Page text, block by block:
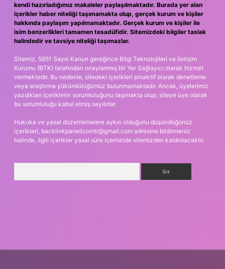
kendi hazırladığımız makaleler paylaşılmaktadır. Burada yer alan
içerikler haber niteliği taşımamakta olup, gerçek kurum ve kişiler
hakkında paylaşım yapılmamaktadır. Gerçek kurum ve kişiler ile
isim benzerlikleri tamamen tesadüfidir. Sitemizdeki bilgiler taslak
halindedir ve tavsiye niteliği taşımazlar.
Sitemiz, 5651 Sayılı Kanun gereğince Bilgi Teknolojileri ve İletişim
Kurumu (BTK) tarafından onaylanmış bir Yer Sağlayıcı olarak hizmet
vermektedir. Bu nedenle, sitedeki içerikleri proaktif olarak denetleme
veya araştırma yükümlülüğümüz bulunmamaktadır. Ancak, üyelerimiz
yazdıkları içeriklerin sorumluluğunu taşımakta olup, siteye üye olarak
bu sorumluluğu kabul etmiş sayılırlar.
Hukuka ve yasal düzenlemelere aykırı olduğunu düşündüğünüz
içerikleri, backlinkpanelicomtr@gmail.com adresine bildirmeniz
halinde, ilgili içerikler yasal süre içerisinde sitemizden kaldırılacaktır.